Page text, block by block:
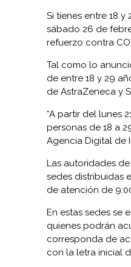
Si tienes entre 18
sábado 26 de
refuerzo contra
Tal como lo
de entre 18 y 29
de AstraZeneca y
“A partir del lunes
personas de 18 a
Agencia Digital de
Las autoridades
sedes distribuidas
de atención de
En estas sedes se
quienes podrán
corresponda de
con la letra inicial